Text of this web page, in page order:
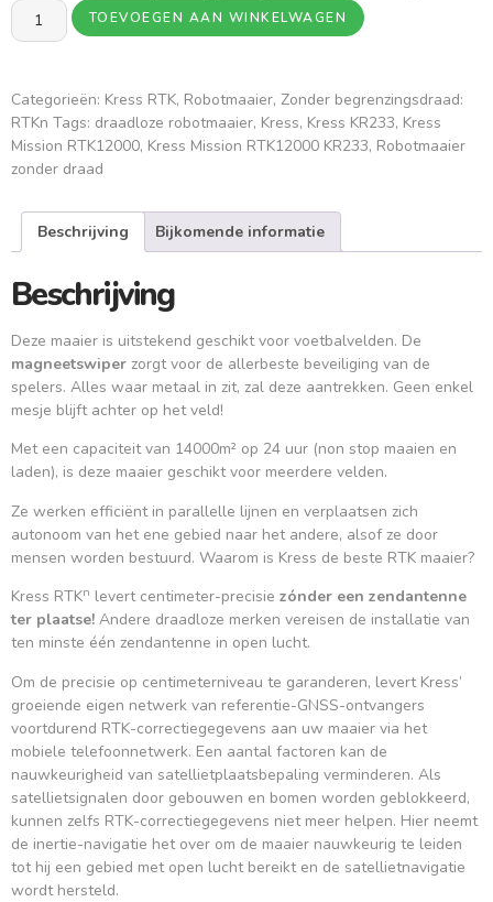
TOEVOEGEN AAN WINKELWAGEN
Categorieën: Kress RTK, Robotmaaier, Zonder begrenzingsdraad:
RTKn Tags: draadloze robotmaaier, Kress, Kress KR233, Kress
Mission RTK12000, Kress Mission RTK12000 KR233, Robotmaaier
zonder draad
Beschrijving Bijkomende informatie
Beschrijving
Deze maaier is uitstekend geschikt voor voetbalvelden. De
magneetswiper zorgt voor de allerbeste beveiliging van de
spelers. Alles waar metaal in zit, zal deze aantrekken. Geen enkel
mesje blijft achter op het veld!
Met een capaciteit van 14000m² op 24 uur (non stop maaien en
laden), is deze maaier geschikt voor meerdere velden.
Ze werken efficiënt in parallelle lijnen en verplaatsen zich
autonoom van het ene gebied naar het andere, alsof ze door
mensen worden bestuurd. Waarom is Kress de beste RTK maaier?
Kress RTKn levert centimeter-precisie zónder een zendantenne
ter plaatse! Andere draadloze merken vereisen de installatie van
ten minste één zendantenne in open lucht.
Om de precisie op centimeterniveau te garanderen, levert Kress’
groeiende eigen netwerk van referentie-GNSS-ontvangers
voortdurend RTK-correctiegegevens aan uw maaier via het
mobiele telefoonnetwerk. Een aantal factoren kan de
nauwkeurigheid van satellietplaatsbepaling verminderen. Als
satellietsignalen door gebouwen en bomen worden geblokkeerd,
kunnen zelfs RTK-correctiegegevens niet meer helpen. Hier neemt
de inertie-navigatie het over om de maaier nauwkeurig te leiden
tot hij een gebied met open lucht bereikt en de satellietnavigatie
wordt hersteld.